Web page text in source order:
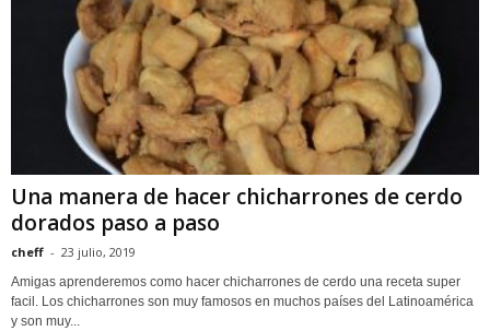
Una manera de hacer chicharrones de cerdo
dorados paso a paso
cheff - 23 julio, 2019
Amigas aprenderemos como hacer chicharrones de cerdo una receta super
facil. Los chicharrones son muy famosos en muchos países del Latinoamérica
y son muy...